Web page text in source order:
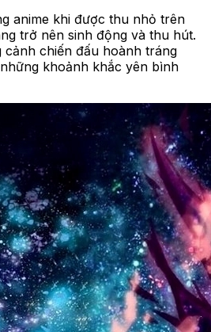
anime khi được thu nhỏ trên
trở nên sinh động và thu hút.
cảnh chiến đấu hoành tráng
khoảnh khắc yên bình